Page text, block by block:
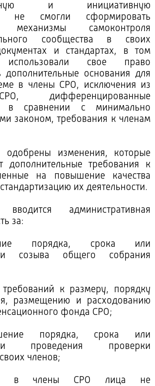
и инициативную
не смогли сформировать
механизмы самоконтроля
сообщества в своих
и стандартах, в том
свое право
дополнительные основания для
в члены СРО, исключения из
дифференцированные
в сравнении с минимально
законом, требования к членам
одобрены изменения, которые
дополнительные требования к
на повышение качества
их деятельности.
административная
за:
порядка, срока или
созыва общего собрания
к размеру, порядку
размещению и расходованию
фонда СРО;
порядка, срока или
проведения проверки
членов;
члены СРО лица не